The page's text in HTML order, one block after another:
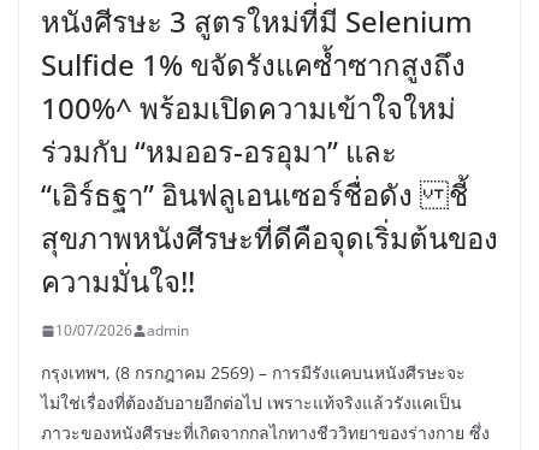
หนังศีรษะ 3 สูตรใหม่ที่มี Selenium
Sulfide 1% ขจัดรังแคซ้ำซากสูงถึง
100%^ พร้อมเปิดความเข้าใจใหม่
ร่วมกับ “หมออร-อรอุมา” และ
“เอิร์ธฐา” อินฟลูเอนเซอร์ชื่อดัง ชี้
สุขภาพหนังศีรษะที่ดีคือจุดเริ่มต้นของ
ความมั่นใจ!!
10/07/2026 admin
กรุงเทพฯ, (8 กรกฎาคม 2569) – การมีรังแคบนหนังศีรษะจะ
ไม่ใช่เรื่องที่ต้องอับอายอีกต่อไป เพราะแท้จริงแล้วรังแคเป็น
ภาวะของหนังศีรษะที่เกิดจากกลไกทางชีววิทยาของร่างกาย ซึ่ง